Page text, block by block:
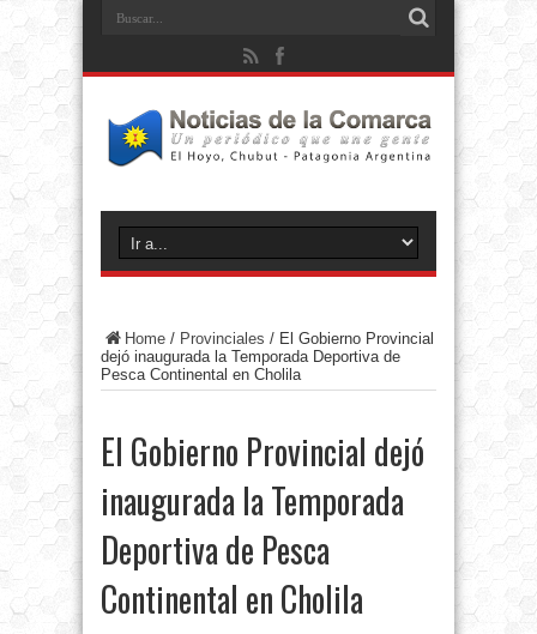
Home / Provinciales / El Gobierno Provincial
dejó inaugurada la Temporada Deportiva de
Pesca Continental en Cholila
El Gobierno Provincial dejó
inaugurada la Temporada
Deportiva de Pesca
Continental en Cholila